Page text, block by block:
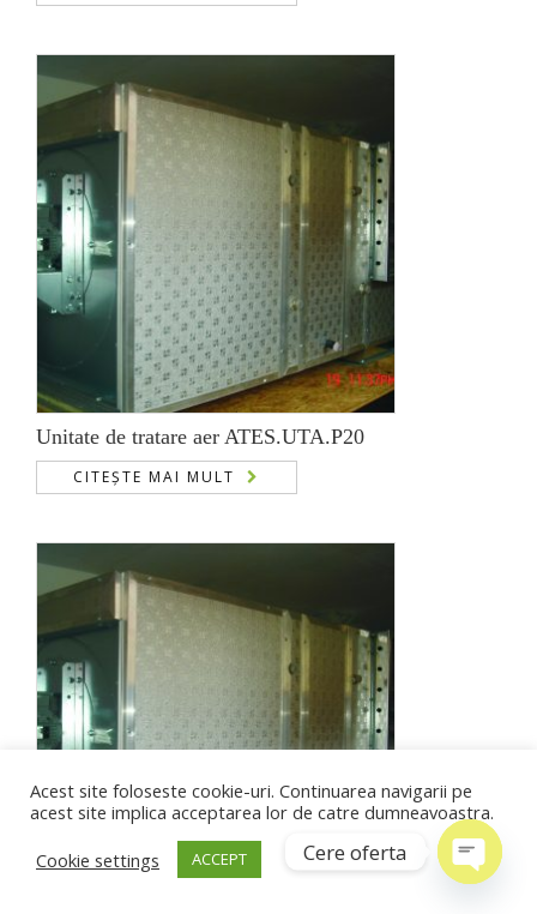
Unitate de tratare aer ATES.UTA.P20
CITEȘTE MAI MULT
Acest site foloseste cookie-uri. Continuarea navigarii pe
acest site implica acceptarea lor de catre dumneavoastra.
Cookie settings
ACCEPT Cere oferta